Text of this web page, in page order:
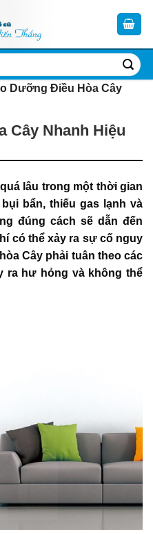
Dưỡng Điều Hòa Cây
Cây Nhanh Hiệu
lâu trong một thời gian
bẩn, thiếu gas lạnh và
đúng cách sẽ dẫn đến
có thể xảy ra sự cố nguy
Cây phải tuân theo các
ra hư hỏng và không thể